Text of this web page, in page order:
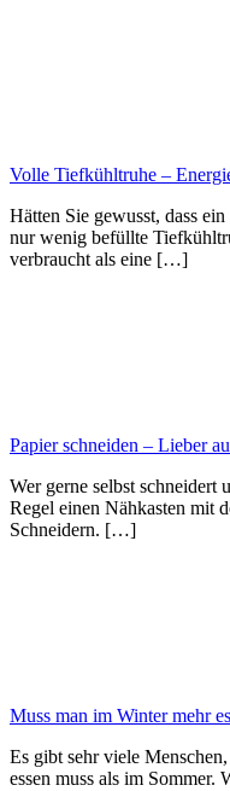
Volle Tiefkühltruhe –
Hätten Sie gewusst, dass
nur wenig befüllte
verbraucht als eine […]
Papier schneiden – Lieber
Wer gerne selbst schneidert
Regel einen Nähkasten mit
Schneidern. […]
Muss man im Winter mehr
Es gibt sehr viele
essen muss als im